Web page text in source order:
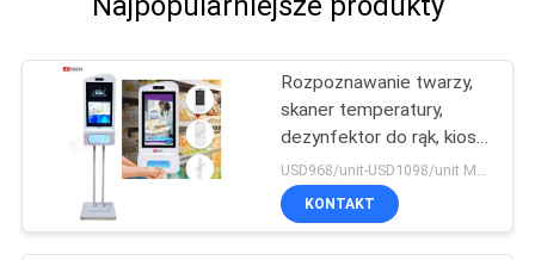
Rozpoznawanie twarzy,
skaner temperatury,
dezynfektor do rąk, kiosk
reklamowy
KONTAKT